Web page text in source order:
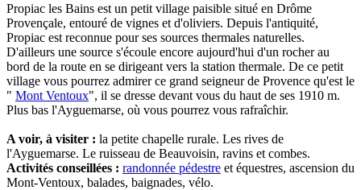
Propiac les Bains est un petit village paisible situé en Drôme
Provençale, entouré de vignes et d'oliviers. Depuis l'antiquité,
Propiac est reconnue pour ses sources thermales naturelles.
D'ailleurs une source s'écoule encore aujourd'hui d'un rocher au
bord de la route en se dirigeant vers la station thermale. De ce petit
village vous pourrez admirer ce grand seigneur de Provence qu'est le
" Mont Ventoux", il se dresse devant vous du haut de ses 1910 m.
Plus bas l'Ayguemarse, où vous pourrez vous rafraîchir.
A voir, à visiter : la petite chapelle rurale. Les rives de
l'Ayguemarse. Le ruisseau de Beauvoisin, ravins et combes.
Activités conseillées : randonnée pédestre et équestres, ascension du
Mont-Ventoux, balades, baignades, vélo.